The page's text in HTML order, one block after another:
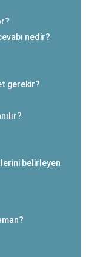
nedir?
gerekir?
belirleyen